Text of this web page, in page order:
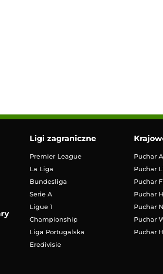
Ligi zagraniczne
Premier League
La Liga
Bundesliga
Serie A
Ligue 1
Championship
Liga Portugalska
Eredivisie
Puchar
Puchar
Puchar
Puchar
Puchar
Puchar
Puchar